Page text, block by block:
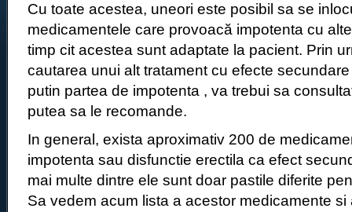
Cu toate acestea, uneori este posibil sa se
medicamentele care provoacă impotenta cu
timp cit acestea sunt adaptate la pacient. Prin
cautarea unui alt tratament cu efecte
putin partea de impotenta , va trebui sa
putea sa le recomande.
In general, exista aproximativ 200 de
impotenta sau disfunctie erectila ca efect
mai multe dintre ele sunt doar pastile diferite
Sa vedem acum lista a acestor medicamente si